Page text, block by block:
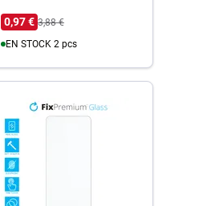
0,97 € 3,88 €
EN STOCK 2 pcs